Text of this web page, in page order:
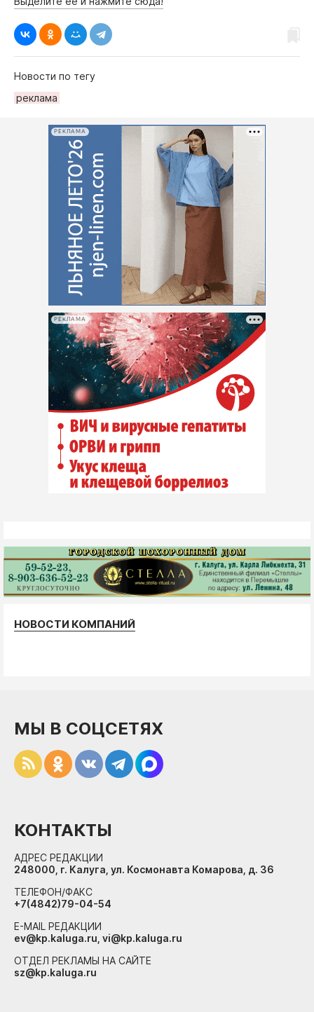
Новости по тегу
рeклама
РЕКЛАМА
РЕКЛАМА
НОВОСТИ КОМПАНИЙ
МЫ В СОЦСЕТЯХ
КОНТАКТЫ
АДРЕС РЕДАКЦИИ
248000, г. Калуга, ул. Космонавта Комарова, д. 36
ТЕЛЕФОН/ФАКС
+7(4842)79-04-54
E-MAIL РЕДАКЦИИ
ev@kp.kaluga.ru, vi@kp.kaluga.ru
ОТДЕЛ РЕКЛАМЫ НА САЙТЕ
sz@kp.kaluga.ru